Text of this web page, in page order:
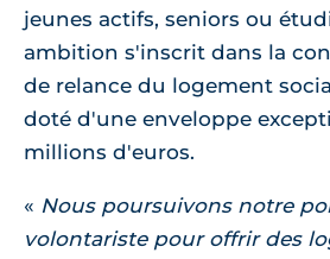
jeunes actifs, seniors ou
ambition s'inscrit dans la
de relance du logement
doté d'une enveloppe
millions d'euros.
Nous poursuivons notre
volontariste pour offrir des